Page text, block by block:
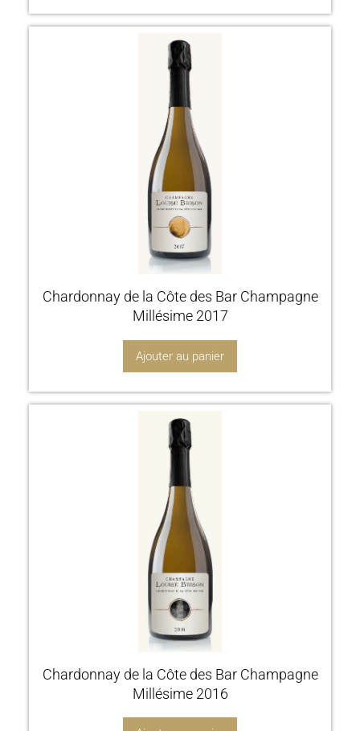
Chardonnay de la Côte des Bar Champagne
Millésime 2017
Ajouter au panier
Chardonnay de la Côte des Bar Champagne
Millésime 2016